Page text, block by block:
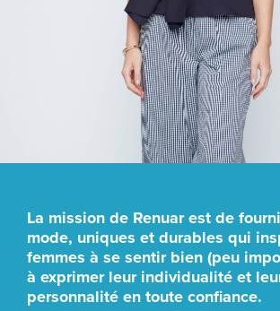
La mission de Renuar est de
mode, uniques et durables qui
femmes à se sentir bien (peu
à exprimer leur individualité et
personnalité en toute confiance.